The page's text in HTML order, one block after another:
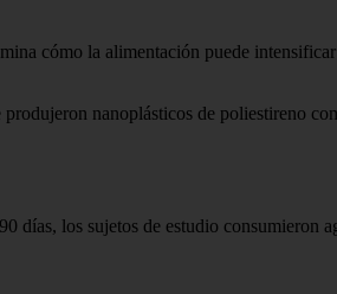
cómo la alimentación puede
nanoplásticos de poliestireno
días, los sujetos de estudio consumieron